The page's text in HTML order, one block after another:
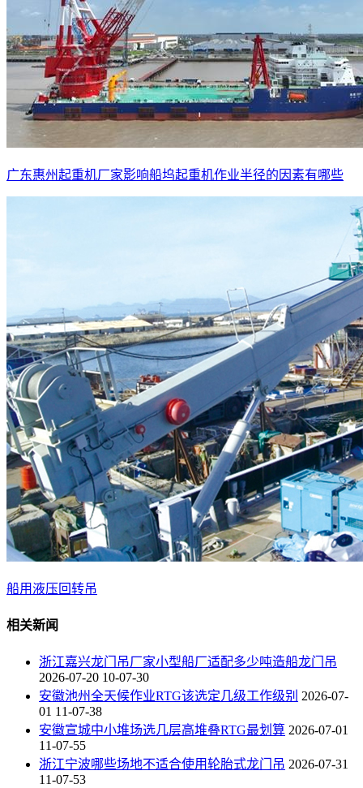
广东惠州起重机厂家影响船坞起重机作业半径的因素有哪些
船用液压回转吊
相关新闻
浙江嘉兴龙门吊厂家小型船厂适配多少吨造船龙门吊
2026-07-20 10-07-30
安徽池州全天候作业RTG该选定几级工作级别 2026-07-
01 11-07-38
安徽宣城中小堆场选几层高堆叠RTG最划算 2026-07-01
11-07-55
浙江宁波哪些场地不适合使用轮胎式龙门吊 2026-07-31
11-07-53